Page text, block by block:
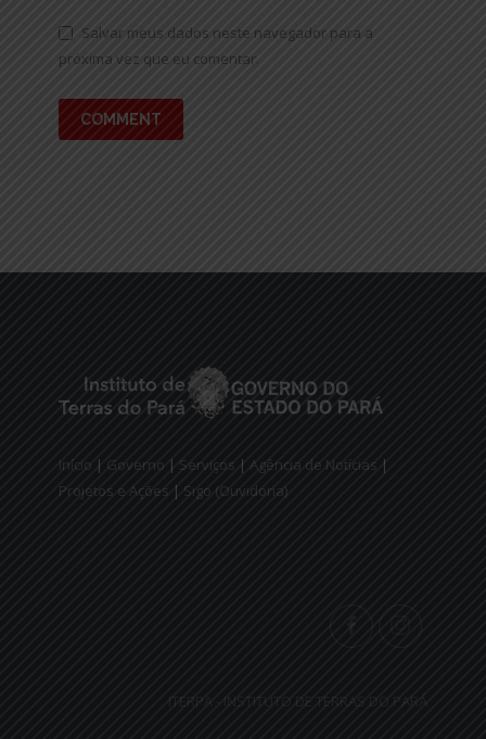
Salvar meus dados neste navegador para a
próxima vez que eu comentar.
Início | Governo | Serviços | Agência de Notícias |
Projetos e Ações | Sigo (Ouvidoria)
ITERPA - INSTITUTO DE TERRAS DO PARÁ